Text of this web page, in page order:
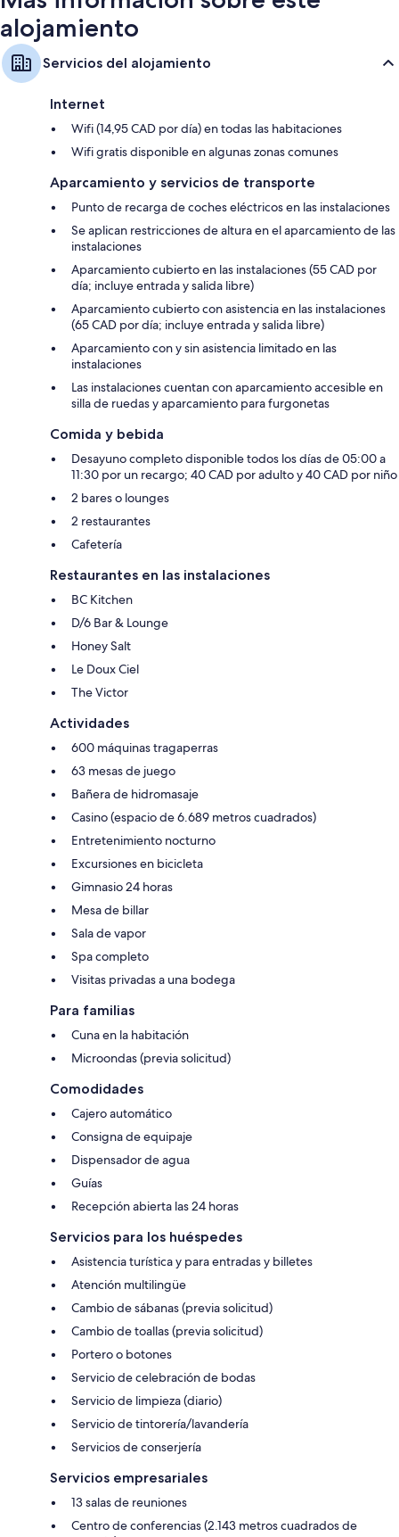
alojamiento
Servicios del alojamiento
Internet
Wifi (14,95 CAD por día) en todas las habitaciones
Wifi gratis disponible en algunas zonas comunes
Aparcamiento y servicios de transporte
Punto de recarga de coches eléctricos en las instalaciones
Se aplican restricciones de altura en el aparcamiento de las
instalaciones
Aparcamiento cubierto en las instalaciones (55 CAD por
día; incluye entrada y salida libre)
Aparcamiento cubierto con asistencia en las instalaciones
(65 CAD por día; incluye entrada y salida libre)
Aparcamiento con y sin asistencia limitado en las
instalaciones
Las instalaciones cuentan con aparcamiento accesible en
silla de ruedas y aparcamiento para furgonetas
Comida y bebida
Desayuno completo disponible todos los días de 05:00 a
11:30 por un recargo; 40 CAD por adulto y 40 CAD por niño
2 bares o lounges
2 restaurantes
Cafetería
Restaurantes en las instalaciones
BC Kitchen
D/6 Bar & Lounge
Honey Salt
Le Doux Ciel
The Victor
Actividades
600 máquinas tragaperras
63 mesas de juego
Bañera de hidromasaje
Casino (espacio de 6.689 metros cuadrados)
Entretenimiento nocturno
Excursiones en bicicleta
Gimnasio 24 horas
Mesa de billar
Sala de vapor
Spa completo
Visitas privadas a una bodega
Para familias
Cuna en la habitación
Microondas (previa solicitud)
Comodidades
Cajero automático
Consigna de equipaje
Dispensador de agua
Guías
Recepción abierta las 24 horas
Servicios para los huéspedes
Asistencia turística y para entradas y billetes
Atención multilingüe
Cambio de sábanas (previa solicitud)
Cambio de toallas (previa solicitud)
Portero o botones
Servicio de celebración de bodas
Servicio de limpieza (diario)
Servicio de tintorería/lavandería
Servicios de conserjería
Servicios empresariales
13 salas de reuniones
Centro de conferencias (2.143 metros cuadrados de